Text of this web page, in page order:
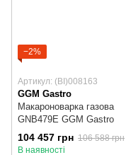
−2%
Артикул: (BI)008163
GGM Gastro
Макароноварка газова
GNB479E GGM Gastro
104 457 грн 106 588 грн
В наявності